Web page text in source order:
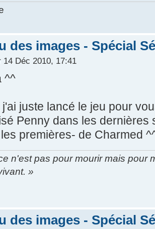
des images - Spécial
14 Déc 2010, 17:41
^^
j'ai juste lancé le jeu pour
Penny dans les dernières
premières- de Charmed
n'est pas pour mourir mais pour
»
des images - Spécial